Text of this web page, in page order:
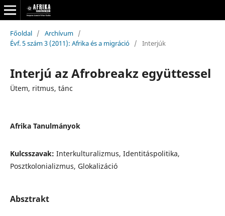
Főoldal / Archívum /
Évf. 5 szám 3 (2011): Afrika és a migráció / Interjúk
Interjú az Afrobreakz együttessel
Ütem, ritmus, tánc
Afrika Tanulmányok
Kulcsszavak: Interkulturalizmus, Identitáspolitika,
Posztkolonializmus, Glokalizáció
Absztrakt